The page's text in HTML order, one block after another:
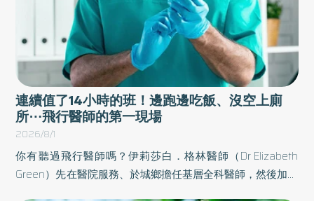
連續值了14小時的班！邊跑邊吃飯、沒空上廁
所⋯飛行醫師的第一現場
2026/8/1
你有聽過飛行醫師嗎？伊莉莎白．格林醫師（Dr Elizabeth
Green）先在醫院服務、於城鄉擔任基層全科醫師，然後加入